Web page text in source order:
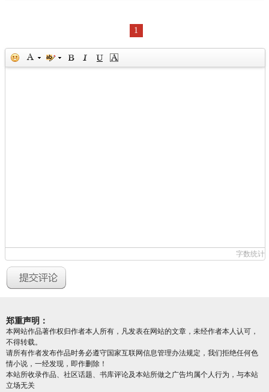
1
字数统计
郑重声明：
本网站作品著作权归作者本人所有，凡发表在网站的文章，未经作者本人认可，
不得转载。
请所有作者发布作品时务必遵守国家互联网信息管理办法规定，我们拒绝任何色
情小说，一经发现，即作删除！
本站所收录作品、社区话题、书库评论及本站所做之广告均属个人行为，与本站
立场无关